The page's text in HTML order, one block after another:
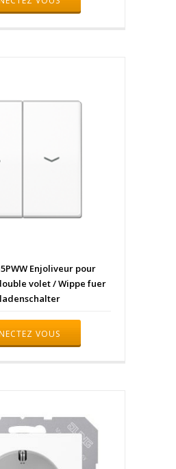
5PWW Enjoliveur pour
volet / Wippe fuer
VOUS